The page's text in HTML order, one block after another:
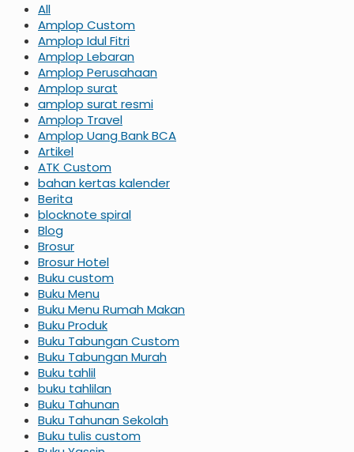
All
Amplop Custom
Amplop Idul Fitri
Amplop Lebaran
Amplop Perusahaan
Amplop surat
amplop surat resmi
Amplop Travel
Amplop Uang Bank BCA
Artikel
ATK Custom
bahan kertas kalender
Berita
blocknote spiral
Blog
Brosur
Brosur Hotel
Buku custom
Buku Menu
Buku Menu Rumah Makan
Buku Produk
Buku Tabungan Custom
Buku Tabungan Murah
Buku tahlil
buku tahlilan
Buku Tahunan
Buku Tahunan Sekolah
Buku tulis custom